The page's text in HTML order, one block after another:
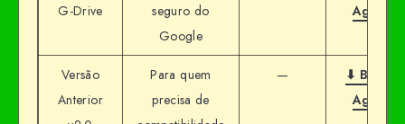
G-Drive
seguro do
Google
Agora
Versão
Anterior
Para quem
precisa de
—
⬇ Baixar
Agora